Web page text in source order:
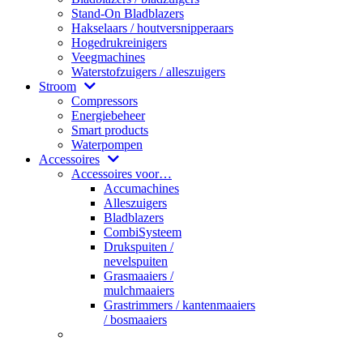
Stand-On Bladblazers
Hakselaars / houtversnipperaars
Hogedrukreinigers
Veegmachines
Waterstofzuigers / alleszuigers
Stroom
Compressors
Energiebeheer
Smart products
Waterpompen
Accessoires
Accessoires voor…
Accumachines
Alleszuigers
Bladblazers
CombiSysteem
Drukspuiten /
nevelspuiten
Grasmaaiers /
mulchmaaiers
Grastrimmers / kantenmaaiers
/ bosmaaiers